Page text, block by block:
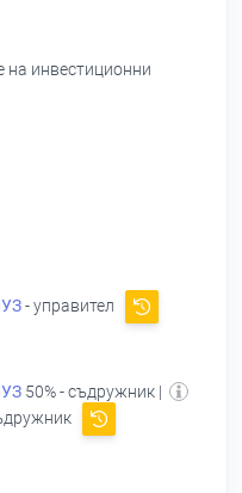
на инвестиционни
- управител
50% - съдружник |